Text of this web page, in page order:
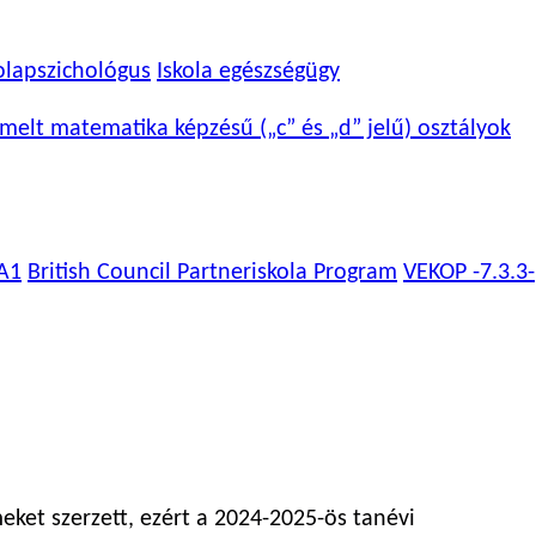
Iskola egészségügy
matematika képzésű („c” és „d” jelű) osztályok
British Council Partneriskola Program VEKOP -7.3.3-
szerzett, ezért a 2024-2025-ös tanévi